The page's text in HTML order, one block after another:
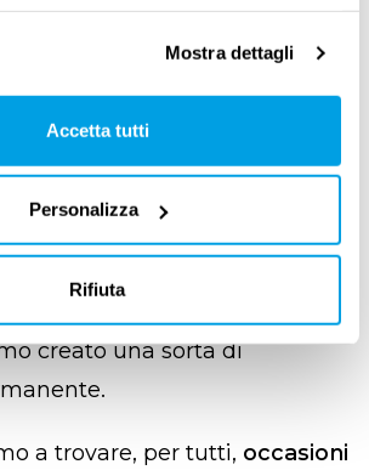
Mostra dettagli
Accetta tutti
Personalizza
Rifiuta
progetti che creino
e per lacomunità”.
Labs
questo approccio è
di pensiero con cui
logistico, in un’ottica di
organizzazioni
creato una sorta di
a trovare, per tutti, occasioni